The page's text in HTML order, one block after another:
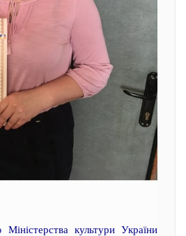
культури України